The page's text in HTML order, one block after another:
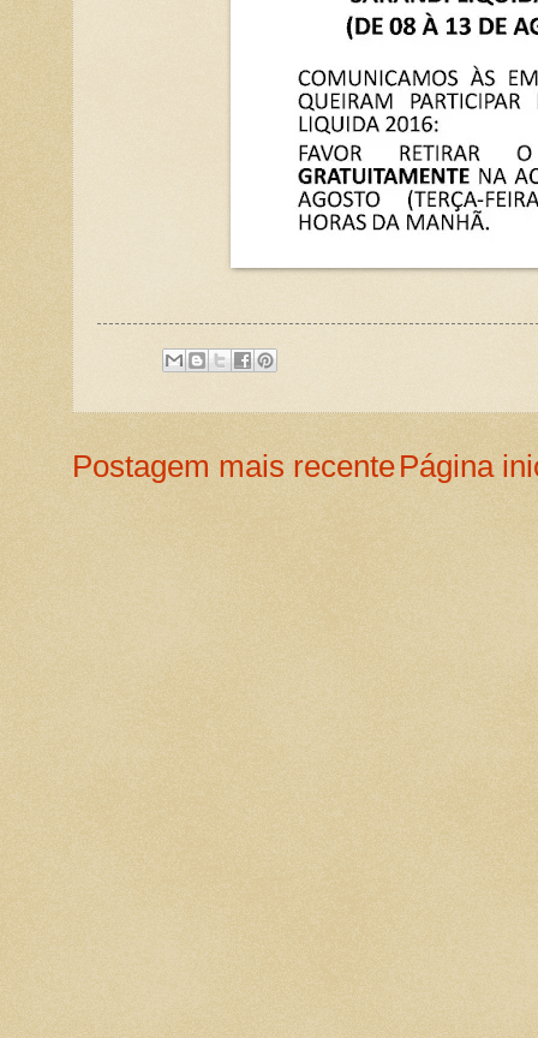
Postagem mais recentePágina